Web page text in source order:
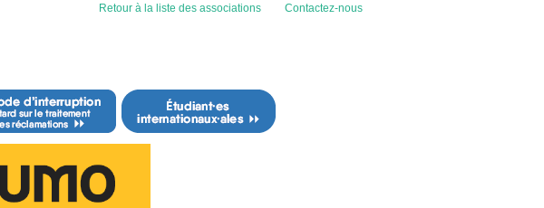
Retour à la liste des associations Contactez-nous